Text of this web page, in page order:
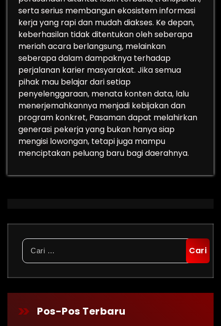
serta serius membangun ekosistem informasi
kerja yang rapi dan mudah diakses. Ke depan,
keberhasilan tidak ditentukan oleh seberapa
meriah acara berlangsung, melainkan
seberapa dalam dampaknya terhadap
perjalanan karier masyarakat. Jika semua
pihak mau belajar dari setiap
penyelenggaraan, menata konten data, lalu
menerjemahkannya menjadi kebijakan dan
program konkret, Pasaman dapat melahirkan
generasi pekerja yang bukan hanya siap
mengisi lowongan, tetapi juga mampu
menciptakan peluang baru bagi daerahnya.
Cari
untuk:
Pos-Pos Terbaru